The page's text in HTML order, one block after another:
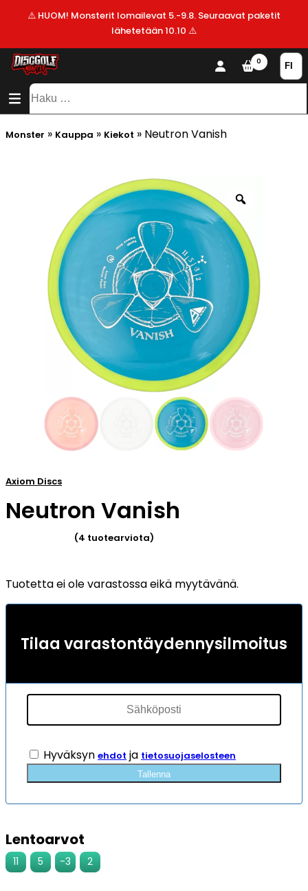
⚠️ HUOM! Monsterit lomailevat 5.-9.8. Seuraavat paketit
lähetetään 10.10 ⚠️
VALMISTAJAT
ALE!
UUSIMMAT
SISÄLTÖ
SITEMAP
Haku:
0
Monster » Kauppa » Kiekot » Neutron Vanish
Axiom Discs
Neutron Vanish
5:stä
perustuen
arvotukseen.
(4 tuotearviota)
Tuotetta ei ole varastossa eikä myytävänä.
Tilaa varastontäydennysilmoitus
Hyväksyn ehdot ja tietosuojaselosteen
Tallenna
Lentoarvot
11 5 -3 2